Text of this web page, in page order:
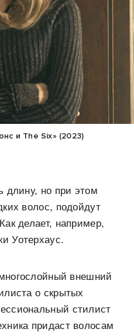
и The Six» (2023)
длину, но при этом
волос, подойдут
делает, например,
Уотерхаус.
внешний
о скрытых
стилист
придаст волосам